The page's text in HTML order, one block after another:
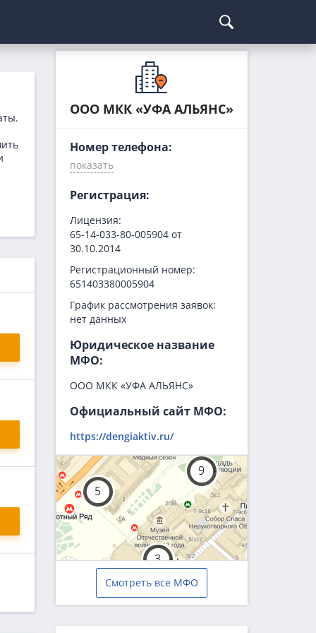
Курсы криптовалют
Курс биткоина
Кредиты для бизнеса
Для ИП
На пополнение ОС
С доставкой
Погашение займов
Kviku
Купи не копи
МИГ Кредит
Webbankir
ООО МКК «УФА АЛЬЯНС»
Номер телефона:
Регистрация:
Лицензия:
65-14-033-80-005904 от
30.10.2014
Регистрационный номер:
651403380005904
График рассмотрения заявок:
нет данных
Юридическое название
МФО:
ООО МКК «УФА АЛЬЯНС»
Официальный сайт МФО:
https://dengiaktiv.ru/
Смотреть все МФО